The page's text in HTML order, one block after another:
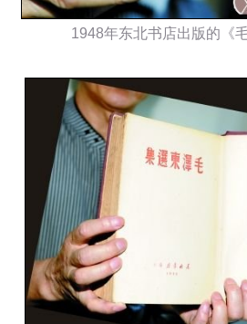
1948年东北书店出版的《